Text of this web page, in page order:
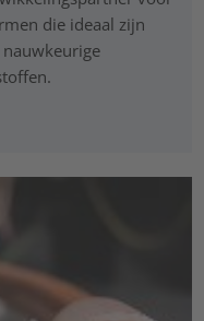
die ideaal zijn